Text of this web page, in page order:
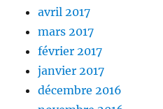
avril 2017
mars 2017
février 2017
janvier 2017
décembre 2016